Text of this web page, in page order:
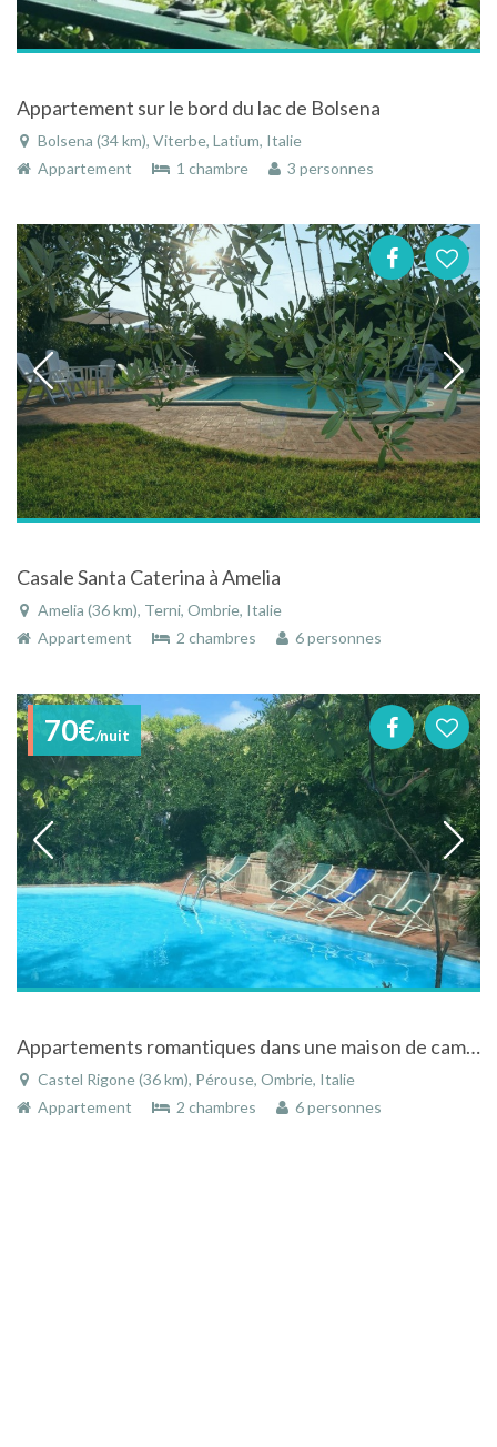
Appartement sur le bord du lac de Bolsena
Bolsena (34 km), Viterbe, Latium, Italie
Appartement
1 chambre 3 personnes
Casale Santa Caterina à Amelia
Amelia (36 km), Terni, Ombrie, Italie
Appartement
2 chambres 6 personnes
70€/nuit
Appartements romantiques dans une maison de campagne avec piscine Lac Trasimène
Castel Rigone (36 km), Pérouse, Ombrie, Italie
Appartement
2 chambres 6 personnes